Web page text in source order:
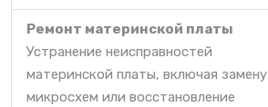
Ремонт материнской платы
Устранение неисправностей
материнской платы, включая замену
микросхем или восстановление